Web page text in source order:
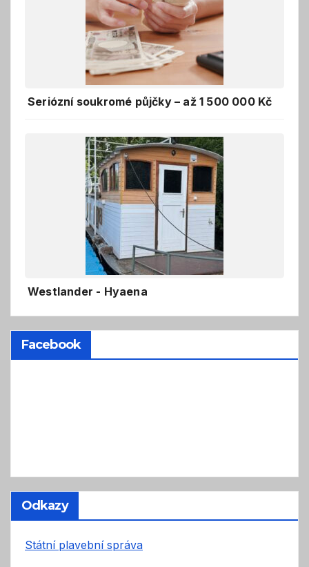
Seriózní soukromé půjčky – až 1 500 000 Kč
Westlander - Hyaena
Facebook
Odkazy
Státní plavební správa